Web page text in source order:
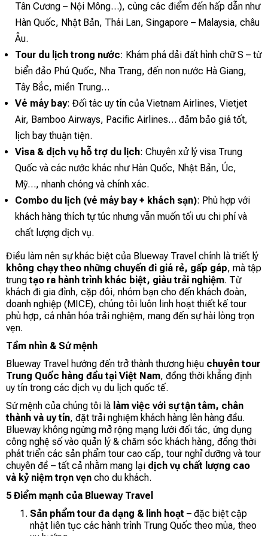
Tân Cương – Nội Mông…), cùng các điểm đến hấp dẫn như
Hàn Quốc, Nhật Bản, Thái Lan, Singapore – Malaysia, châu
Âu.
Tour du lịch trong nước: Khám phá dải đất hình chữ S – từ
biển đảo Phú Quốc, Nha Trang, đến non nước Hà Giang,
Tây Bắc, miền Trung…
Vé máy bay: Đối tác uy tín của Vietnam Airlines, Vietjet
Air, Bamboo Airways, Pacific Airlines… đảm bảo giá tốt,
lịch bay thuận tiện.
Visa & dịch vụ hỗ trợ du lịch: Chuyên xử lý visa Trung
Quốc và các nước khác như Hàn Quốc, Nhật Bản, Úc,
Mỹ…, nhanh chóng và chính xác.
Combo du lịch (vé máy bay + khách sạn): Phù hợp với
khách hàng thích tự túc nhưng vẫn muốn tối ưu chi phí và
chất lượng dịch vụ.
Điều làm nên sự khác biệt của Blueway Travel chính là triết lý
không chạy theo những chuyến đi giá rẻ, gấp gáp, mà tập
trungtạo ra hành trình khác biệt, giàu trải nghiệm. Từ
khách đi gia đình, cặp đôi, nhóm bạn cho đến khách đoàn,
doanh nghiệp (MICE), chúng tôi luôn linh hoạt thiết kế tour
phù hợp, cá nhân hóa trải nghiệm, mang đến sự hài lòng trọn
vẹn.
Tầm nhìn & Sứ mệnh
Blueway Travel hướng đến trở thành thương hiệu chuyên tour
Trung Quốc hàng đầu tại Việt Nam, đồng thời khẳng định
uy tín trong các dịch vụ du lịch quốc tế.
Sứ mệnh của chúng tôi là làm việc với sự tận tâm, chân
thành và uy tín, đặt trải nghiệm khách hàng lên hàng đầu.
Blueway không ngừng mở rộng mạng lưới đối tác, ứng dụng
công nghệ số vào quản lý & chăm sóc khách hàng, đồng thời
phát triển các sản phẩm tour cao cấp, tour nghỉ dưỡng và tour
chuyên đề – tất cả nhằm mang lại dịch vụ chất lượng cao
và kỷ niệm trọn vẹn cho du khách.
5 Điểm mạnh của Blueway Travel
Sản phẩm tour đa dạng & linh hoạt – đặc biệt cập
nhật liên tục các hành trình Trung Quốc theo mùa, theo